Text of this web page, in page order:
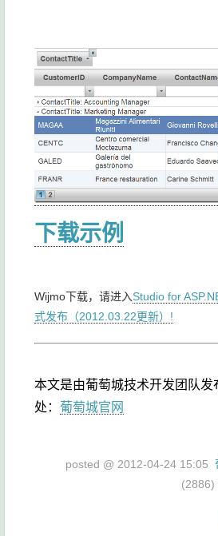
下载示例
Wijmo下载，请进入Studio for
式发布（2012.03.22更新）!
本文是由葡萄城技术开发团队发
处： 葡萄城官网
posted @ 2012-04-24 15:05
(2886)